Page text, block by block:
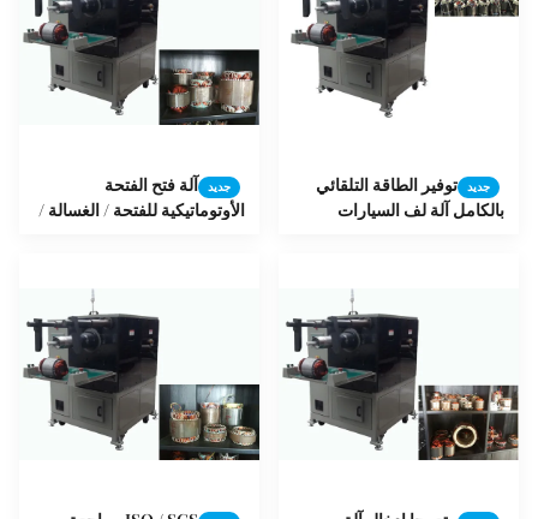
جديد
توفير الطاقة التلقائي
بالكامل آلة لف السيارات
جديد
آلة فتح الفتحة
الأوتوماتيكية للفتحة / الغسالة /